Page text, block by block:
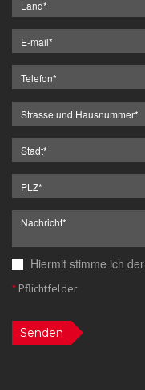
Hiermit stimme ich der
*Pflichtfelder
Senden